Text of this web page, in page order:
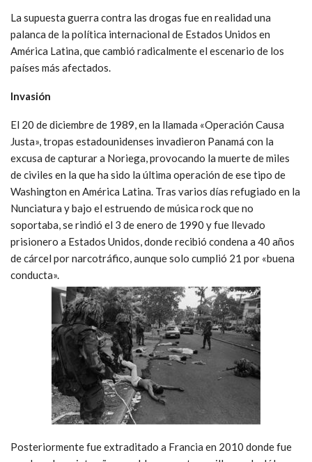
La supuesta guerra contra las drogas fue en realidad una
palanca de la política internacional de Estados Unidos en
América Latina, que cambió radicalmente el escenario de los
países más afectados.
Invasión
El 20 de diciembre de 1989, en la llamada «Operación Causa
Justa», tropas estadounidenses invadieron Panamá con la
excusa de capturar a Noriega, provocando la muerte de miles
de civiles en la que ha sido la última operación de ese tipo de
Washington en América Latina. Tras varios días refugiado en la
Nunciatura y bajo el estruendo de música rock que no
soportaba, se rindió el 3 de enero de 1990 y fue llevado
prisionero a Estados Unidos, donde recibió condena a 40 años
de cárcel por narcotráfico, aunque solo cumplió 21 por «buena
conducta».
Posteriormente fue extraditado a Francia en 2010 donde fue